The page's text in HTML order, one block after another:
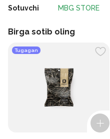
Sotuvchi MBG STORE
Birga sotib oling
Tugagan